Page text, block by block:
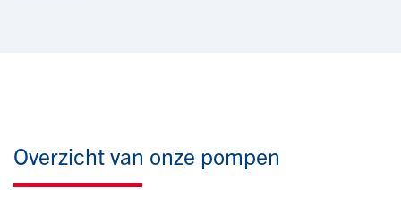
Overzicht van onze pompen